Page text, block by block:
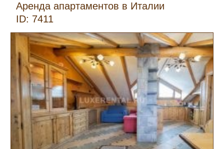
Аренда апартаментов в Италии
ID: 7411